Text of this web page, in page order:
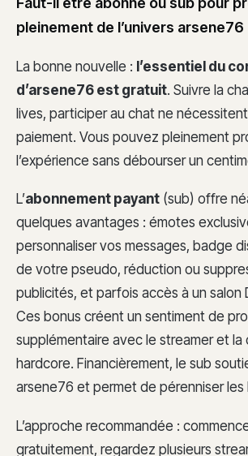
pleinement de l’univers arsene76
La bonne nouvelle : l’essentiel du
d’arsene76 est gratuit. Suivre la
lives, participer au chat ne
paiement. Vous pouvez pleinement
l’expérience sans débourser un
L’abonnement payant (sub) offre
quelques avantages : émotes
personnaliser vos messages, badge
de votre pseudo, réduction ou
publicités, et parfois accès à un salon
Ces bonus créent un sentiment de
supplémentaire avec le streamer et la
hardcore. Financièrement, le sub
arsene76 et permet de pérenniser les
L’approche recommandée :
gratuitement, regardez plusieurs